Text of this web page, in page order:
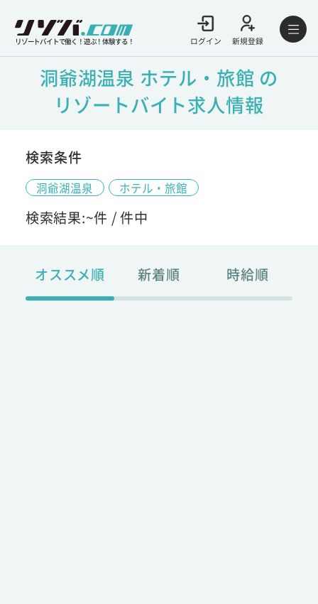
リゾートバイトで働く！遊ぶ！体験する！ ログイン 新規登録
洞爺湖温泉 ホテル・旅館 の
リゾートバイト求人情報
検索条件
洞爺湖温泉 ホテル・旅館
検索結果:~件 /件中
オススメ順 新着順 時給順